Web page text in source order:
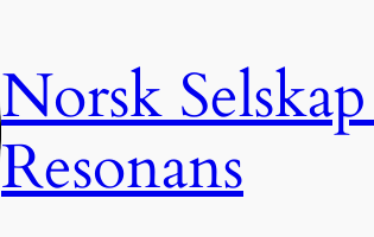
Norsk
Resonans